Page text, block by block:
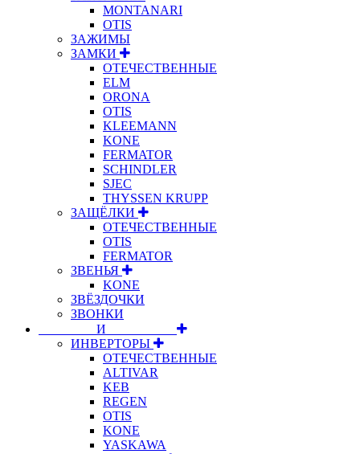
MONTANARI
OTIS
ЗАЖИМЫ
ЗАМКИ
ОТЕЧЕСТВЕННЫЕ
ELM
ORONA
OTIS
KLEEMANN
KONE
FERMATOR
SCHINDLER
SJEC
THYSSEN KRUPP
ЗАЩЁЛКИ
ОТЕЧЕСТВЕННЫЕ
OTIS
FERMATOR
ЗВЕНЬЯ
KONE
ЗВЁЗДОЧКИ
ЗВОНКИ
⠀⠀⠀⠀⠀⠀И⠀⠀⠀⠀⠀⠀⠀
ИНВЕРТОРЫ
ОТЕЧЕСТВЕННЫЕ
ALTIVAR
KEB
REGEN
OTIS
KONE
YASKAWA